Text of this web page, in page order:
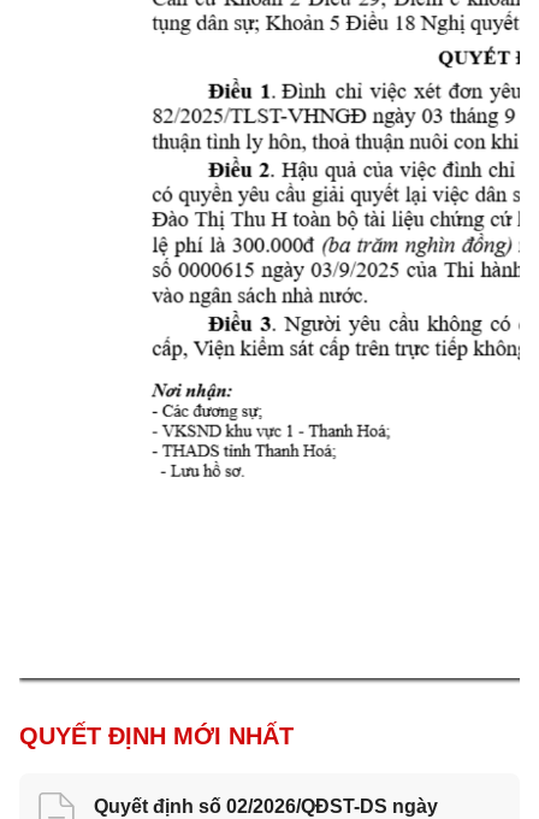
QUYẾT ĐỊNH MỚI NHẤT
Quyết định số 02/2026/QĐST-DS ngày